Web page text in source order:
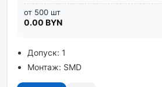
от 500 шт
0.00 BYN
Допуск: 1
Монтаж: SMD